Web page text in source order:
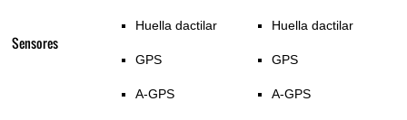
Sensores
Huella dactilar
GPS
A-GPS
Huella dactilar
GPS
A-GPS